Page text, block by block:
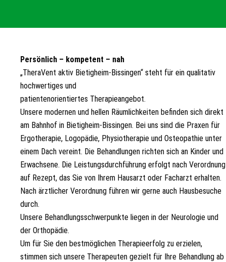
Persönlich – kompetent – nah
„TheraVent aktiv Bietigheim-Bissingen“ steht für ein qualitativ
hochwertiges und
patientenorientiertes Therapieangebot.
Unsere modernen und hellen Räumlichkeiten befinden sich direkt
am Bahnhof in Bietigheim-Bissingen. Bei uns sind die Praxen für
Ergotherapie, Logopädie, Physiotherapie und Osteopathie unter
einem Dach vereint. Die Behandlungen richten sich an Kinder und
Erwachsene. Die Leistungsdurchführung erfolgt nach Verordnung
auf Rezept, das Sie von Ihrem Hausarzt oder Facharzt erhalten.
Nach ärztlicher Verordnung führen wir gerne auch Hausbesuche
durch.
Unsere Behandlungsschwerpunkte liegen in der Neurologie und
der Orthopädie.
Um für Sie den bestmöglichen Therapieerfolg zu erzielen,
stimmen sich unsere Therapeuten gezielt für Ihre Behandlung ab